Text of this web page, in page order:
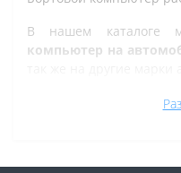
В нашем каталоге
компьютер на
Все рано или поздно